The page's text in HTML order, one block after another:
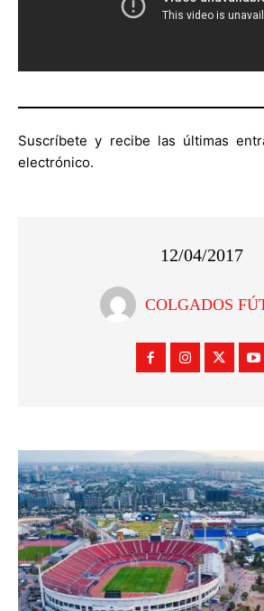
Suscríbete y recibe las últimas
electrónico.
12/04/2017
COLGADOS